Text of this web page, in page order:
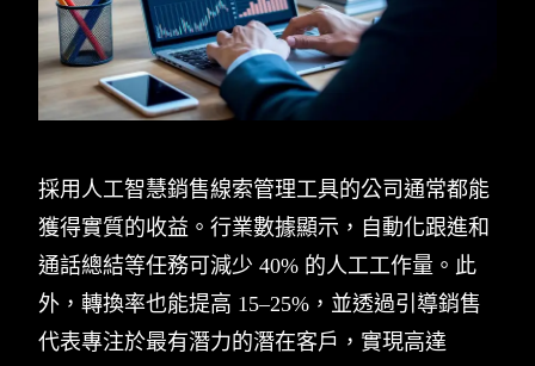
採用人工智慧銷售線索管理工具的公司通常都能
獲得實質的收益。行業數據顯示，自動化跟進和
通話總結等任務可減少 40% 的人工工作量。此
外，轉換率也能提高 15–25%，並透過引導銷售
代表專注於最有潛力的潛在客戶，實現高達